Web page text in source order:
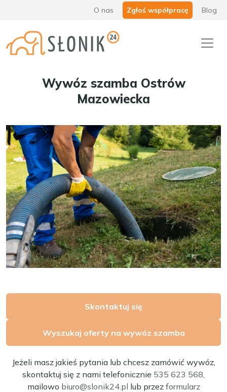
O nas Zgłoś współpracę Blog
Wywóz szamba Ostrów
Mazowiecka
Skontaktuj się
Wyszukaj oferty na wywóz szamba
Jeżeli masz jakieś pytania lub chcesz zamówić wywóz,
skontaktuj się z nami telefonicznie 535 623 568,
mailowo biuro@slonik24.pl lub przez formularz